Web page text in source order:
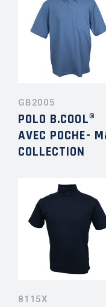
GB2005
POLO B.COOL®
AVEC POCHE-
COLLECTION
8115X